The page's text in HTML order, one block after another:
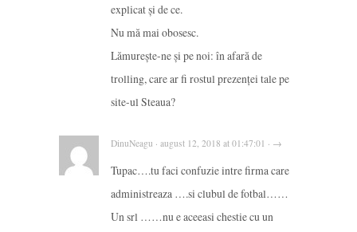
explicat și de ce.
Nu mă mai obosesc.
Lămurește-ne și pe noi: în afară de
trolling, care ar fi rostul prezenței tale pe
site-ul Steaua?
DinuNeagu · august 12, 2018 at 01:47:01 · →
Tupac….tu faci confuzie intre firma care
administreaza ….si clubul de fotbal……
Un srl ……nu e aceeasi chestie cu un